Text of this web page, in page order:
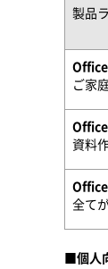
製品
ご家
資料
全て
■個人